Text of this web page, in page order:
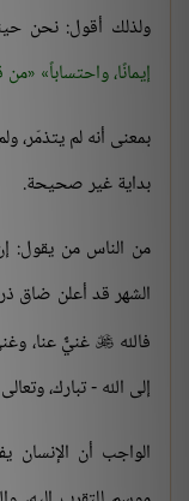
ولذلك أقول: نحن
إيمانًا، واحتساباً
من
بمعنى أنه لم يتذمّر،
بداية غير صحيحة.
من الناس من يقول:
الشهر قد أعلن ضاق
فالله غنيٌّ عنا،
إلى الله - تبارك،
الواجب أن الإنسان